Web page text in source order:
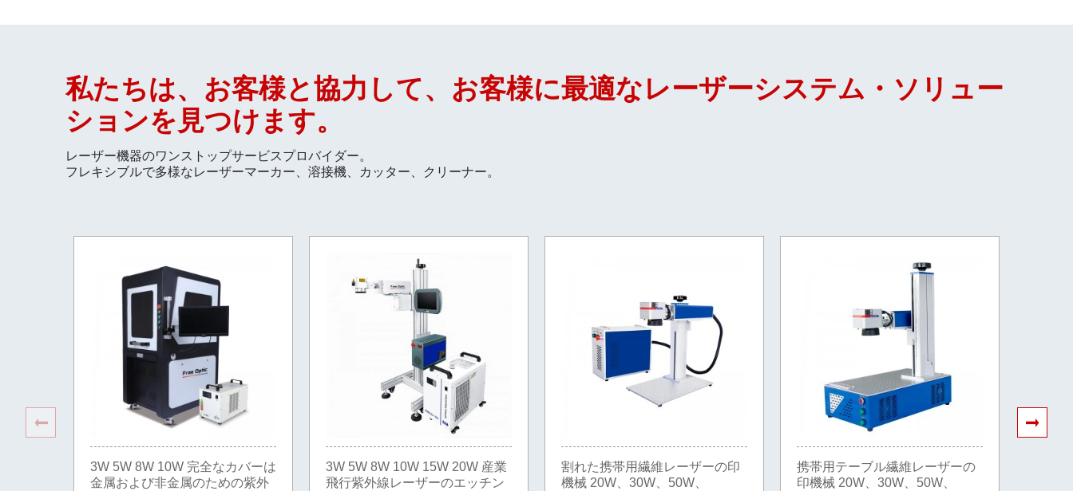
私たちは、お客様と協力して、お客様に最適なレーザーシステム・ソリュー
ションを見つけます。
レーザー機器のワンストップサービスプロバイダー。
フレキシブルで多様なレーザーマーカー、溶接機、カッター、クリーナー。
3W 5W 8W 10W 完全なカバーは
金属および非金属のための紫外
3W 5W 8W 10W 15W 20W 産業
飛行紫外線レーザーのエッチン
割れた携帯用繊維レーザーの印
機械 20W、30W、50W、
携帯用テーブル繊維レーザーの
印機械 20W、30W、50W、